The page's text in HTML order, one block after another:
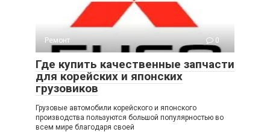
Ремонт 0
Где купить качественные запчасти
для корейских и японских
грузовиков
Грузовые автомобили корейского и японского
производства пользуются большой популярностью во
всем мире благодаря своей